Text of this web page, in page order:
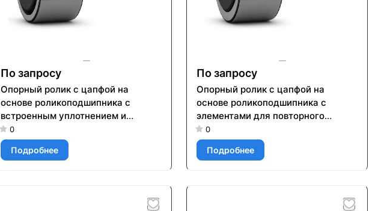
По запросу
Опорный ролик с цапфой на
основе роликоподшипника с
встроенным уплотнением и
элементами для повторного
смазывания KR 35 PP
0
Подробнее
По запросу
Опорный ролик с цапфой на
основе роликоподшипника с
элементами для повторного
смазывания KR 52
0
Подробнее